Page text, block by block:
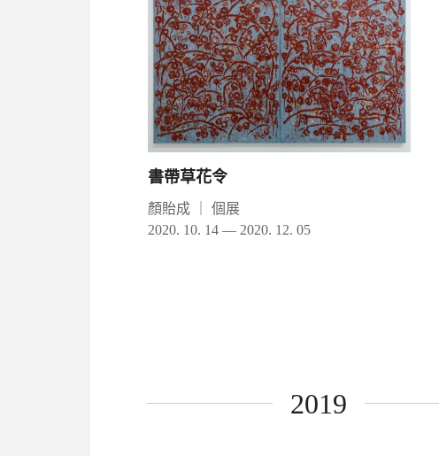
書帶草花令
顏貽成
個展
2020. 10. 14 — 2020. 12. 05
2019